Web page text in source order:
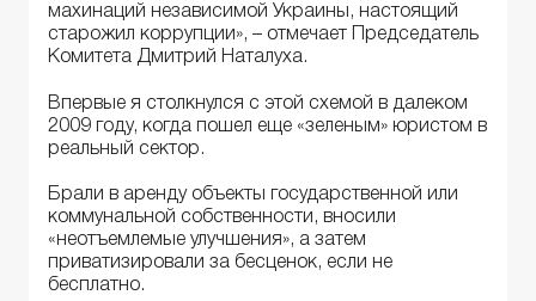
махинаций независимой Украины, настоящий
старожил коррупции», – отмечает Председатель
Комитета Дмитрий Наталуха.
Впервые я столкнулся с этой схемой в далеком
2009 году, когда пошел еще «зеленым» юристом в
реальный сектор.
Брали в аренду объекты государственной или
коммунальной собственности, вносили
«неотъемлемые улучшения», а затем
приватизировали за бесценок, если не
бесплатно.